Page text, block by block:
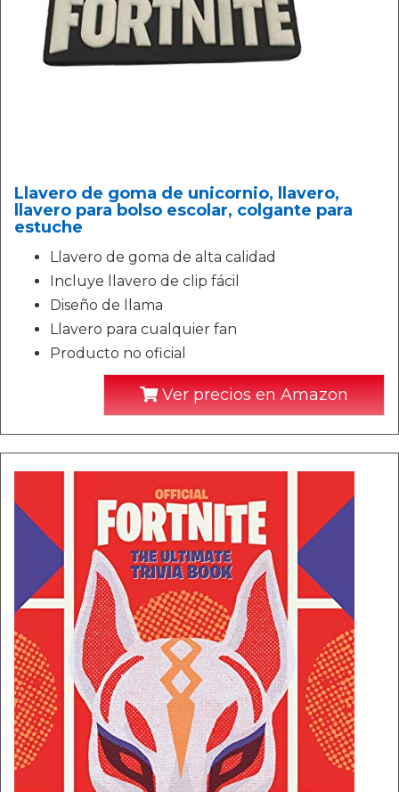
Llavero de goma de unicornio, llavero,
llavero para bolso escolar, colgante para
estuche
Llavero de goma de alta calidad
Incluye llavero de clip fácil
Diseño de llama
Llavero para cualquier fan
Producto no oficial
Ver precios en Amazon